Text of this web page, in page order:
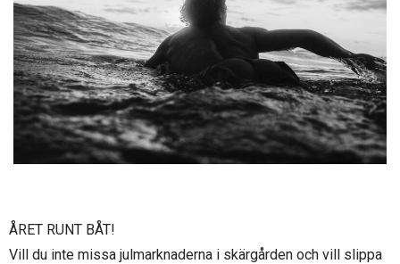
ÅRET RUNT BÅT!
Vill du inte missa julmarknaderna i skärgården och vill slippa